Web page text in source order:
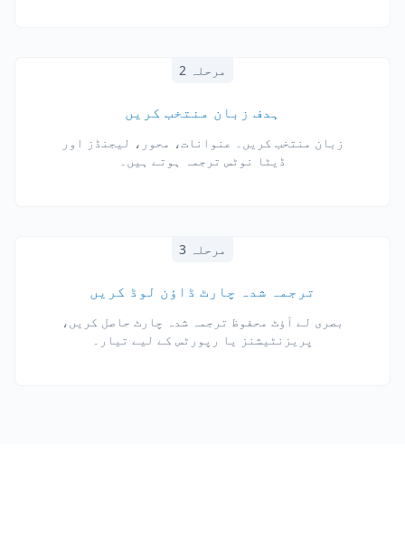
مرحلہ 2
ہدف زبان منتخب کریں
زبان منتخب کریں۔ عنوانات، محور، لیجنڈز اور
ڈیٹا نوٹس ترجمہ ہوتے ہیں۔
مرحلہ 3
ترجمہ شدہ چارٹ ڈاؤن لوڈ کریں
بصری لے آؤٹ محفوظ ترجمہ شدہ چارٹ حاصل کریں،
پریزنٹیشنز یا رپورٹس کے لیے تیار۔